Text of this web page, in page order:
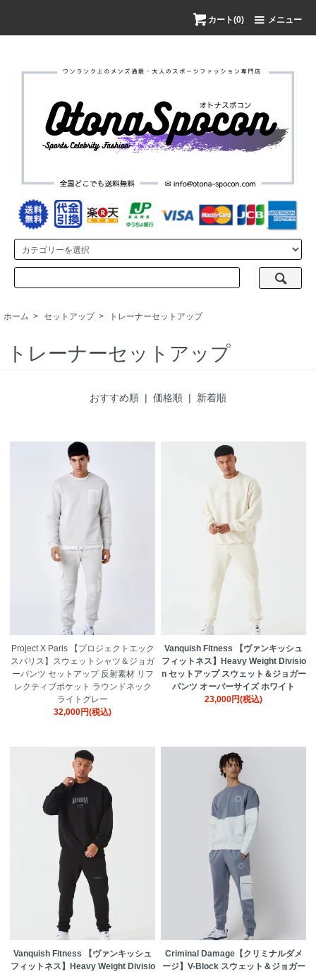
カート(0) メニュー
ホーム > セットアップ > トレーナーセットアップ
トレーナーセットアップ
おすすめ順 | 価格順 | 新着順
Project X Paris 【プロジェクトエック
スパリス】スウェットシャツ＆ジョガ
ーパンツ セットアップ 反射素材 リフ
レクティブポケット ラウンドネック
ライトグレー
32,000円(税込)
Vanquish Fitness 【ヴァンキッシュ
フィットネス】Heavy Weight Divisio
n セットアップ スウェット＆ジョガー
パンツ オーバーサイズ ホワイト
23,000円(税込)
Vanquish Fitness 【ヴァンキッシュ
フィットネス】Heavy Weight Divisio
Criminal Damage【クリミナルダメ
ージ】V-Block スウェット＆ジョガー